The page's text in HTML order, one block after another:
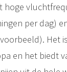
hoge
per dag)
en het biedt